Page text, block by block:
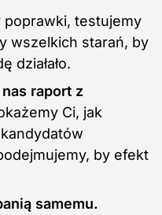
poprawki, testujemy
wszelkich starań, by
działało.
raport z
Ci, jak
by efekt
samemu.